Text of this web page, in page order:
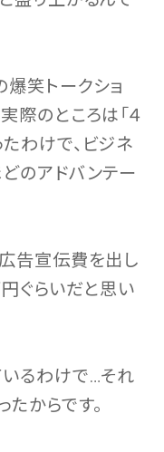
爆笑トークショ
際のところは「４
わけで、ビジネ
のアドバンテー
告宣伝費を出し
円ぐらいだと思い
いるわけで…それ
からです。